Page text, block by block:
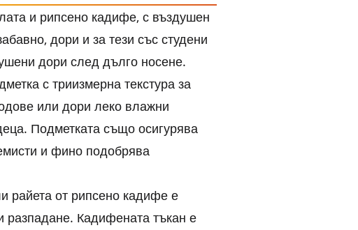
и рипсено кадифе, с въздушен
дори и за тези със студени
дори след дълго носене.
с триизмерна текстура за
или дори леко влажни
Подметката също осигурява
и фино подобрява
райета от рипсено кадифе е
разпадане. Кадифената тъкан е